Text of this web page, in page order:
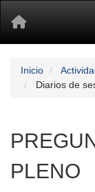
Inicio
Diarios de
PLENO